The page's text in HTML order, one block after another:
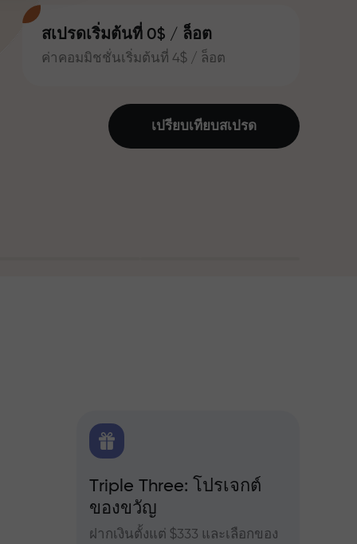
สเปรดเริ่มต้นที่ 0$ / ล็อต
ค่าคอมมิชชั่นเริ่มต้นที่ 4$ / ล็อต
เปรียบเทียบสเปรด
Triple Three: โปรเจกต์
ของขวัญ
ฝากเงินตั้งแต่ $333 และเลือกของ